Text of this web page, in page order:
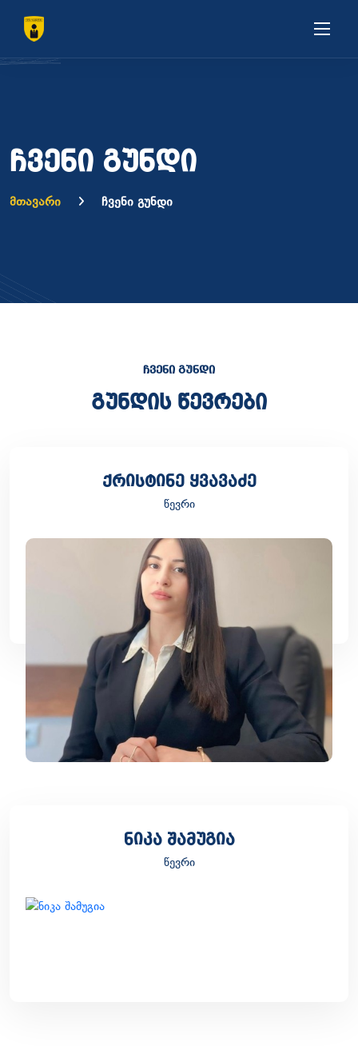
ჩვენი გუნდი
მთავარი ჩვენი გუნდი
ᲩᲕᲔᲜᲘ ᲒᲣᲜᲓᲘ
გუნდის წევრები
ქრისტინე ყვავაძე
წევრი
ნიკა შამუგია
წევრი